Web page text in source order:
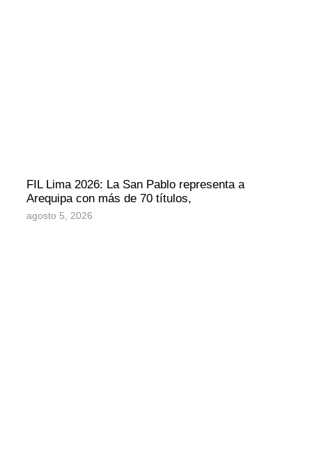
FIL Lima 2026: La San Pablo representa a
Arequipa con más de 70 títulos,
agosto 5, 2026